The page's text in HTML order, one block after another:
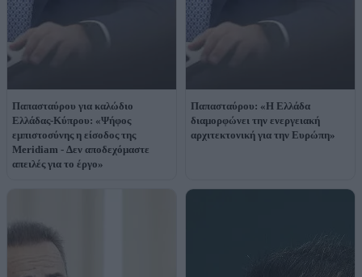
Παπασταύρου για καλώδιο
Ελλάδας-Κύπρου: «Ψήφος
εμπιστοσύνης η είσοδος της
Meridiam - Δεν αποδεχόμαστε
απειλές για το έργο»
Παπασταύρου: «Η Ελλάδα
διαμορφώνει την ενεργειακή
αρχιτεκτονική για την Ευρώπη»